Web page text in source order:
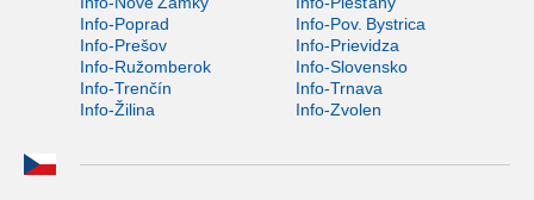
Info-Poprad
Info-Pov. Bystrica
Info-Prešov
Info-Prievidza
Info-Ružomberok
Info-Slovensko
Info-Trenčín
Info-Trnava
Info-Žilina
Info-Zvolen